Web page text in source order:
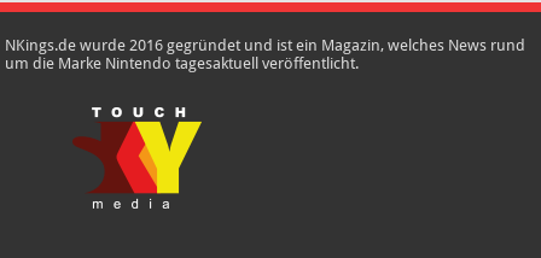
NKings.de wurde 2016 gegründet und ist ein Magazin, welches News rund
um die Marke Nintendo tagesaktuell veröffentlicht.